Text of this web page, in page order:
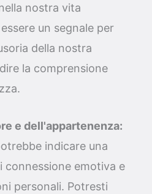
nostra vita
un segnale per
della nostra
la comprensione
e dell'appartenenza:
indicare una
connessione emotiva e
personali. Potresti